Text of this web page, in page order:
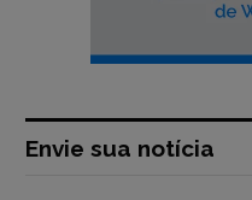
Envie sua notícia